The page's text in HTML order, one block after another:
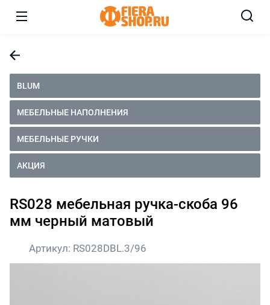
BLUM
МЕБЕЛЬНЫЕ НАПОЛНЕНИЯ
МЕБЕЛЬНЫЕ РУЧКИ
АКЦИЯ
RS028 мебельная ручка-скоба 96
мм черный матовый
Артикул: RS028DBL.3/96